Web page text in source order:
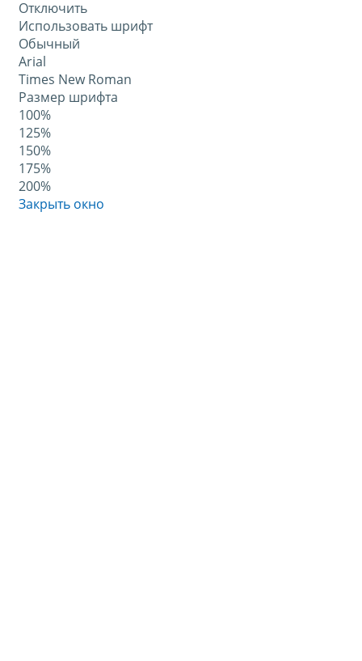
Отключить
Использовать шрифт
Обычный
Arial
Times New Roman
Размер шрифта
100%
125%
150%
175%
200%
Закрыть окно